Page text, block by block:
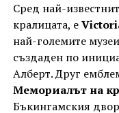
Сред най-
кралицата, е
най-големите
създаден по
Алберт. Друг
Мемориалът на
Бъкингамския